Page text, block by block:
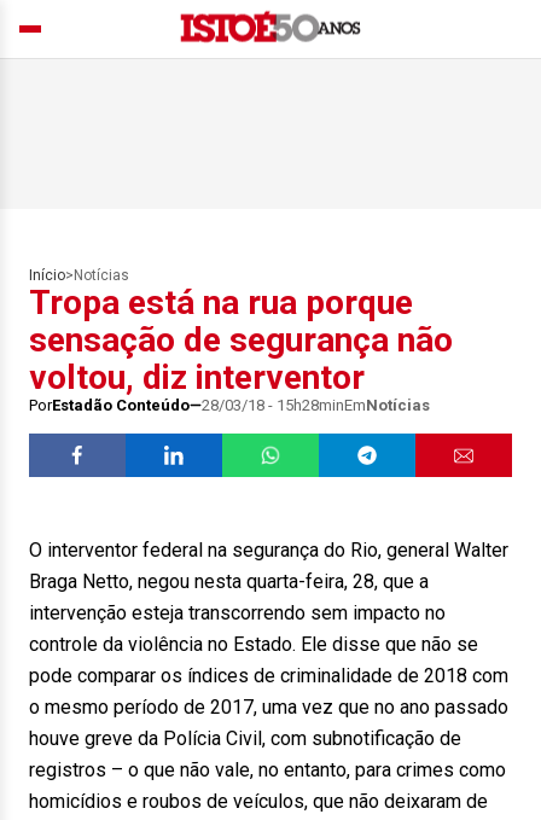
Início> Notícias
Tropa está na rua porque
sensação de segurança não
voltou, diz interventor
PorEstadão Conteúdo 28/03/18 - 15h28minEmNotícias
O interventor federal na segurança do Rio, general Walter
Braga Netto, negou nesta quarta-feira, 28, que a
intervenção esteja transcorrendo sem impacto no
controle da violência no Estado. Ele disse que não se
pode comparar os índices de criminalidade de 2018 com
o mesmo período de 2017, uma vez que no ano passado
houve greve da Polícia Civil, com subnotificação de
registros – o que não vale, no entanto, para crimes como
homicídios e roubos de veículos, que não deixaram de